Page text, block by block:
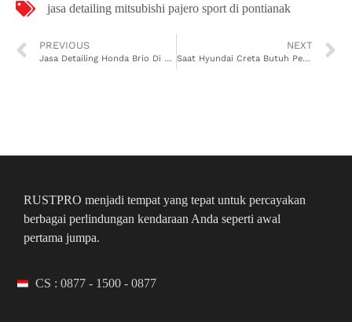
jasa detailing mitsubishi pajero sport di pontianak
PREVIOUS
Jasa Detailing Honda Brio Di Pontianak Bikin Brio Kamu Kinclong Parah Sampai Bikin Orang Noleh Dua Kali
NEXT
Saat Hyundai Creta Butuh Perhatian Lebih, Jasa Detailing Hyundai Creta Di Pontianak Solusinya
RUSTPRO menjadi tempat yang tepat untuk percayakan
berbagai perlindungan kendaraan Anda seperti awal
pertama jumpa.
CS : 0877 - 1500 - 0877